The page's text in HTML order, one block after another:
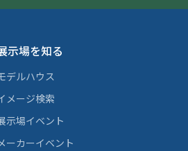
示場を知る
デルハウス
メージ検索
示場イベント
ーカーイベント